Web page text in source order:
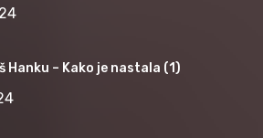
Hanku – Kako je nastala (1)